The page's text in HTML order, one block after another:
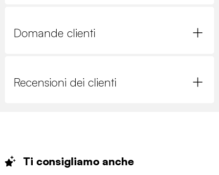
Domande clienti
Recensioni dei clienti
Ti consigliamo anche